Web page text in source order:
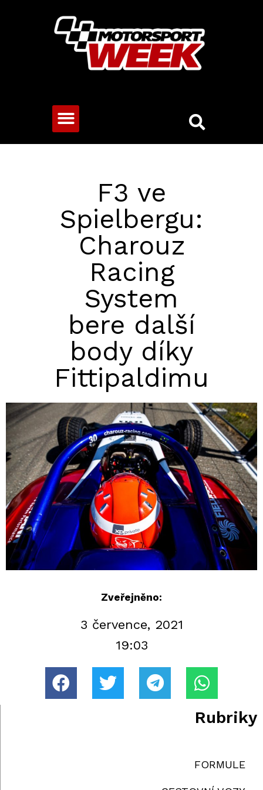
F3 ve
Spielbergu:
Charouz
Racing
System
bere další
body díky
Fittipaldimu
Zveřejněno:
3 července, 2021
19:03
Rubriky
FORMULE